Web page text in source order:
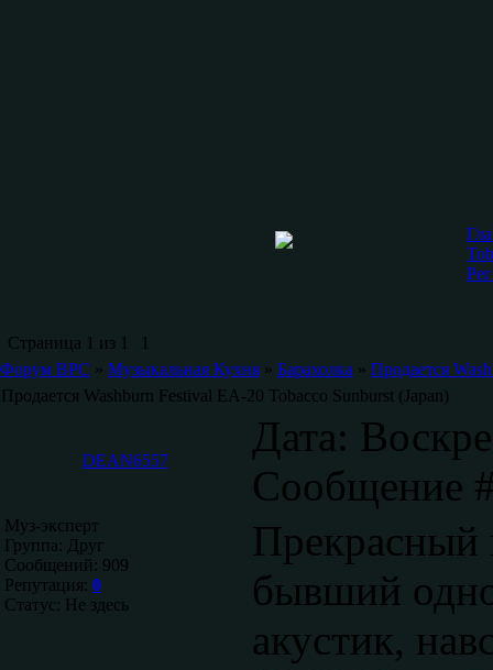
Страница 1 из 1
1
Форум ВРС » Музыкальная Кухня » Барахолка » Продается
Продается Washburn Festival EA-20 Tobacco Sunburst (Japan)
DEAN6557
Дата:
Сообщение
Муз-эксперт
Группа: Друг
Сообщений: 909
Репутация: 0
Статус: Не здесь
Прекрасный
бывший
акустик,